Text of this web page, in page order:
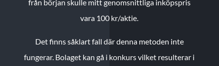
från början skulle mitt genomsnittliga inköpspris
vara 100 kr/aktie.
Det finns såklart fall där denna metoden inte
fungerar. Bolaget kan gå i konkurs vilket resulterar i